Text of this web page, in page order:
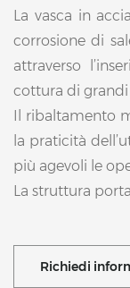
La vasca in
corrosione di
attraverso
cottura di
Il ribaltamento
la praticità
più agevoli le
La struttura
Richiedi